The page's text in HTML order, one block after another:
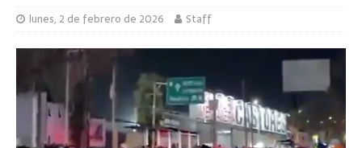
lunes, 2 de febrero de 2026 Staff